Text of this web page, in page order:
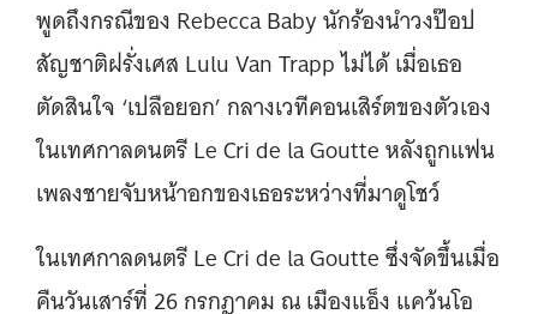
พูดถึงกรณีของ Rebecca Baby นักร้องนำวงป๊อป
สัญชาติฝรั่งเศส Lulu Van Trapp ไม่ได้ เมื่อเธอ
ตัดสินใจ ‘เปลือยอก’ กลางเวทีคอนเสิร์ตของตัวเอง
ในเทศกาลดนตรี Le Cri de la Goutte หลังถูกแฟน
เพลงชายจับหน้าอกของเธอระหว่างที่มาดูโชว์
ในเทศกาลดนตรี Le Cri de la Goutte ซึ่งจัดขึ้นเมื่อ
คืนวันเสาร์ที่ 26 กรกฎาคม ณ เมืองแอ็ง แคว้นโอ